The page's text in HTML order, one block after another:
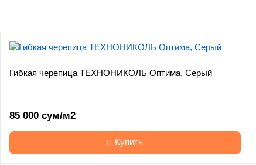
Гибкая черепица ТЕХНОНИКОЛЬ Оптима, Серый
85 000 сум/м2
Купить